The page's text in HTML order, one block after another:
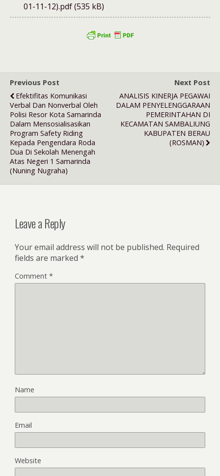
01-11-12).pdf (535 kB)
Previous Post
Efektifitas Komunikasi
Verbal Dan Nonverbal Oleh
Polisi Resor Kota Samarinda
Dalam Mensosialisasikan
Program Safety Riding
Kepada Pengendara Roda
Dua Di Sekolah Menengah
Atas Negeri 1 Samarinda
(nuning Nugraha)
Next Post
ANALISIS KINERJA PEGAWAI
DALAM PENYELENGGARAAN
PEMERINTAHAN DI
KECAMATAN SAMBALIUNG
KABUPATEN BERAU
(ROSMAN)
Leave a Reply
Your email address will not be published. Required
fields are marked *
Comment *
Name
Email
Website